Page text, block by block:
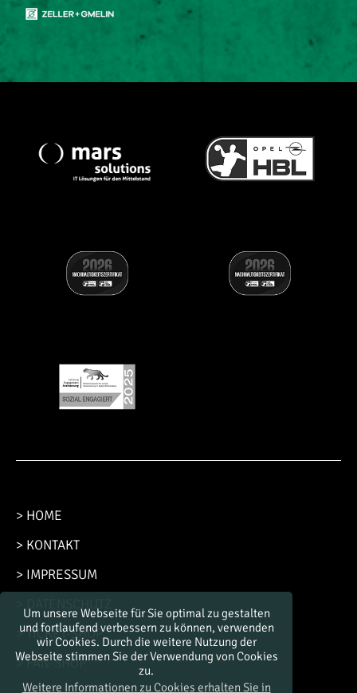
Um unsere Webseite für Sie optimal zu gestalten
und fortlaufend verbessern zu können, verwenden
wir Cookies. Durch die weitere Nutzung der
Webseite stimmen Sie der Verwendung von Cookies
zu.
Weitere Informationen zu Cookies erhalten Sie in
> HOME
> KONTAKT
> IMPRESSUM
> DATENSCHUTZ
> TICKET-SHOP
> FAN-SHOP